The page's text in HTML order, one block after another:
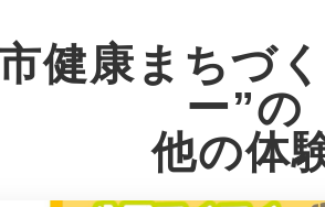
健康まちづ
ー”の
他の体
まちのコイン